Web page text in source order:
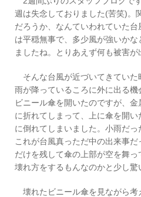
週は失念しておりました(苦笑)。
だろうか、なんていわれていた
は平穏無事で、多少風が強いか
ましたね。とりあえず何も被害が
そんな台風が近づいてきていた
雨が降っているころに外に出る
ビニール傘を開いたのですが、
に折れてしまって、上に傘を開
に倒れてしまいました。小雨だっ
これが台風真っただ中の出来事
だけを残して傘の上部が空を舞
壊れ方をするもんなのかと少し驚
壊れたビニール傘を見ながら考